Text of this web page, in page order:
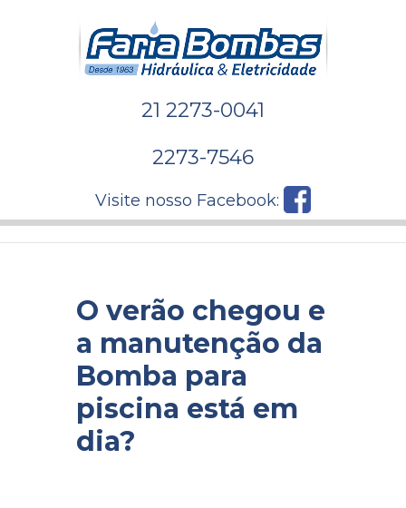
21 2273-0041
2273-7546
Visite nosso Facebook:
O verão chegou e
a manutenção da
Bomba para
piscina está em
dia?